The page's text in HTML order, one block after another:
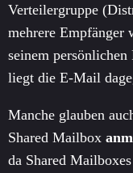
Verteilergruppe
mehrere Empfänger
seinem
liegt die E-Mail
Manche glauben
Shared Mailbox
da Shared